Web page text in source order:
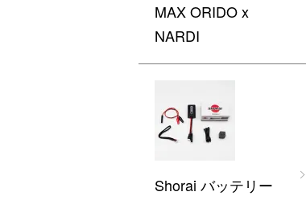
MAX ORIDO x
NARDI
Shorai バッテリー